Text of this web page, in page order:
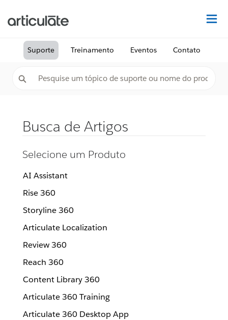
Suporte Treinamento Eventos Contato
Busca de Artigos
Selecione um Produto
AI Assistant
Rise 360
Storyline 360
Articulate Localization
Review 360
Reach 360
Content Library 360
Articulate 360 Training
Articulate 360 Desktop App